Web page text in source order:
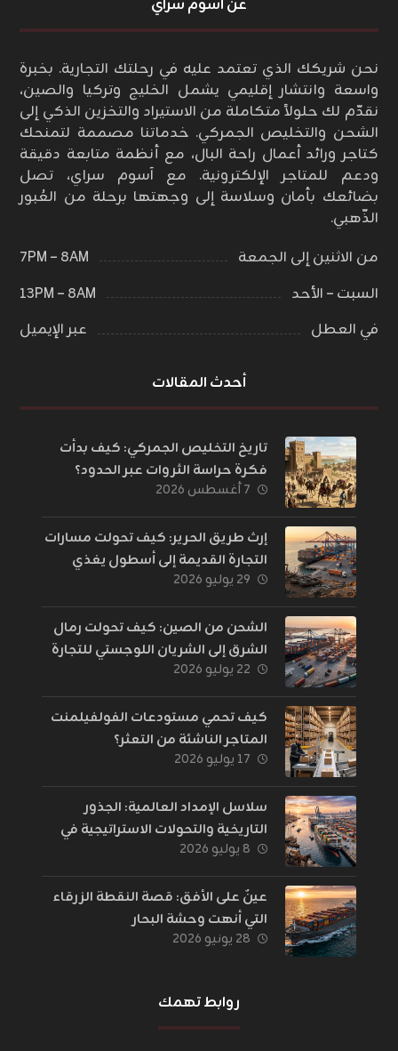
عن أسوم سراي
نحن شريكك الذي تعتمد عليه في رحلتك التجارية. بخبرة
واسعة وانتشار إقليمي يشمل الخليج وتركيا والصين،
نقدّم لك حلولاً متكاملة من الاستيراد والتخزين الذكي إلى
الشحن والتخليص الجمركي. خدماتنا مصممة لتمنحك
كتاجر ورائد أعمال راحة البال، مع أنظمة متابعة دقيقة
ودعم للمتاجر الإلكترونية. مع آسوم سراي، تصل
بضائعك بأمان وسلاسة إلى وجهتها برحلة من العُبور
الذّهبي.
من الاثنين إلى الجمعة
٨AM – ٧PM
السبت – الأحد
٨AM – ١٣PM
في العطل
عبر الإيميل
أحدث المقالات
تاريخ التخليص الجمركي: كيف بدأت
فكرة حراسة الثروات عبر الحدود؟
٧ أغسطس ٢٠٢٦
إرث طريق الحرير: كيف تحولت مسارات
التجارة القديمة إلى أسطول يغذي
العالم؟
٢٩ يوليو ٢٠٢٦
الشحن من الصين: كيف تحولت رمال
الشرق إلى الشريان اللوجستي للتجارة
الإلكترونية؟
٢٢ يوليو ٢٠٢٦
كيف تحمي مستودعات الفولفيلمنت
المتاجر الناشئة من التعثر؟
١٧ يوليو ٢٠٢٦
سلاسل الإمداد العالمية: الجذور
التاريخية والتحولات الاستراتيجية في
إدارة اللوجستيات
٨ يوليو ٢٠٢٦
عينٌ على الأفق: قصة النقطة الزرقاء
التي أنهت وحشة البحار
٢٨ يونيو ٢٠٢٦
روابط تهمك